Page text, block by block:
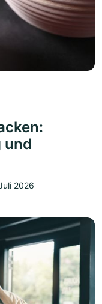
und
2026